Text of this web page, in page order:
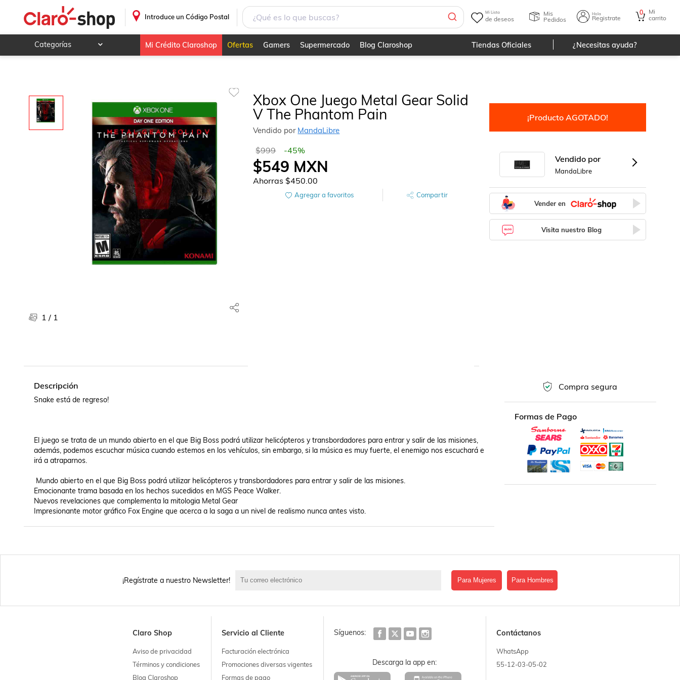
Introduce un Código Postal
Mi Lista
de deseos
Mis
Pedidos
Hola
Registrate
0
Mi
carrito
Categorías
Hogar y jardín
Deportes y ocio
Animales y mascotas
Ropa, calzado y accesorios
Salud, belleza y cuidado personal
Libros, revistas y comics
Películas, series de tv y música
Mi Crédito Claroshop Ofertas Gamers Supermercado Blog Claroshop Tiendas Oficiales ¿Necesitas ayuda?
1 / 1
Xbox One Juego Metal Gear Solid
V The Phantom Pain
Vendido por MandaLibre
$999 -45%
$549 MXN
Ahorras$450.00
Agregar a favoritos Compartir
¡Producto AGOTADO!
Vendido por
MandaLibre
Vender en
Visita nuestro Blog
Descripción
Snake está de regreso!
El juego se trata de un mundo abierto en el que Big Boss podrá utilizar helicópteros y transbordadores para entrar y salir de las misiones,
además, podemos escuchar música cuando estemos en los vehículos, sin embargo, si la música es muy fuerte, el enemigo nos escuchará e
irá a atraparnos.
Emocionante trama basada en los hechos sucedidos en MGS Peace Walker.
Nuevos revelaciones que complementa la mitologia Metal Gear
Impresionante motor gráfico Fox Engine que acerca a la saga a un nivel de realismo nunca antes visto.
Compra segura
Formas de Pago
¡Regístrate a nuestro Newsletter! Para Mujeres Para Hombres
Claro Shop
Aviso de privacidad
Términos y condiciones
Blog Claroshop
Servicio al Cliente
Facturación electrónica
Promociones diversas vigentes
Formas de pago
Síguenos:
Descarga la app en:
Contáctanos
WhatsApp
55-12-03-05-02
Xbox One Juego Metal Gear Solid V The Phantom Pain